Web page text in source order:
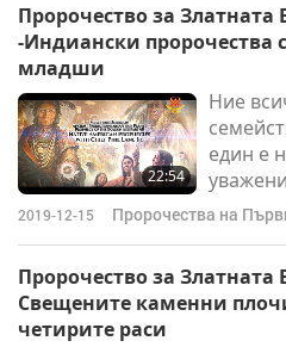
Затова
Пророчество за Златната
-Индиански пророчества
младши
22:54
Ние
един е
на
вършим
2019-12-15 Пророчества на
Пророчество за Златната
Свещените каменни
четирите раси